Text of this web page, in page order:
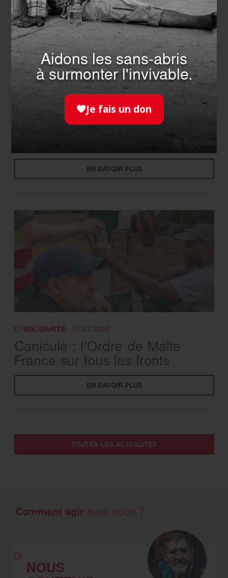
- 21.07.2026
fête son premier anniversaire !
EN SAVOIR PLUS
SOLIDARITÉ- 17.07.2026
Canicule : l’Ordre de Malte
France sur tous les fronts
EN SAVOIR PLUS
TOUTES LES ACTUALITÉS
Comment agir avec nous ?
NOUS
Aidons les sans-abris
à surmonter l'invivable.
Je fais un don